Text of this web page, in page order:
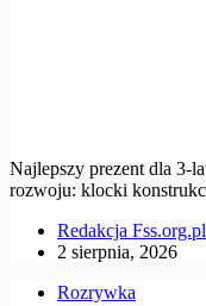
Najlepszy prezent dla 3-
rozwoju: klocki
Redakcja Fss.org.pl
2 sierpnia, 2026
Rozrywka